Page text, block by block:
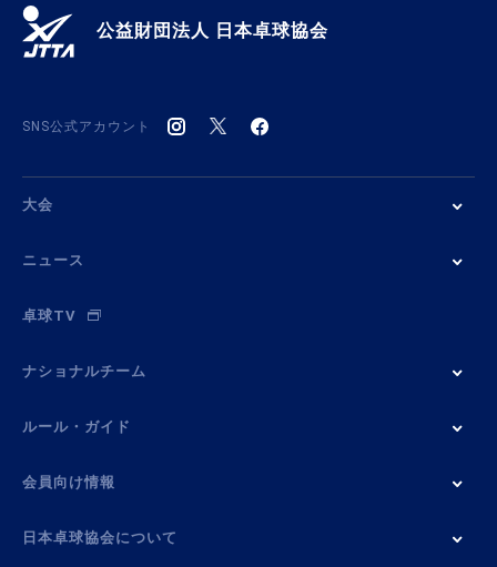
公益財団法人 日本卓球協会
SNS公式アカウント
大会
ニュース
卓球TV
ナショナルチーム
ルール・ガイド
会員向け情報
日本卓球協会について